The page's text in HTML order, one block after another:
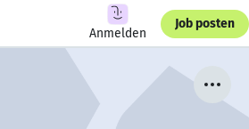
Anmelden
Job posten